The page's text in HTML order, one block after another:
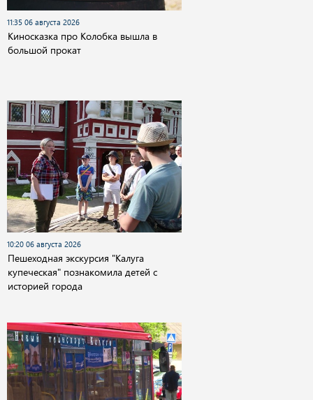
11:35 06 августа 2026
Киносказка про Колобка вышла в
большой прокат
10:20 06 августа 2026
Пешеходная экскурсия "Калуга
купеческая" познакомила детей с
историей города